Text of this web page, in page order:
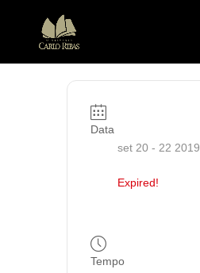
Data
set 20 - 22 2019
Expired!
Tempo